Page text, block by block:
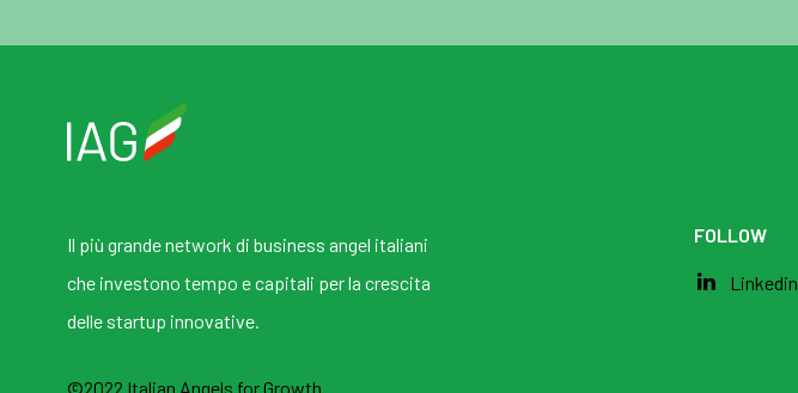
Il più grande network di business angel italiani
che investono tempo e capitali per la crescita
delle startup innovative.
©2022 Italian Angels for Growth
FOLLOW
Linkedin